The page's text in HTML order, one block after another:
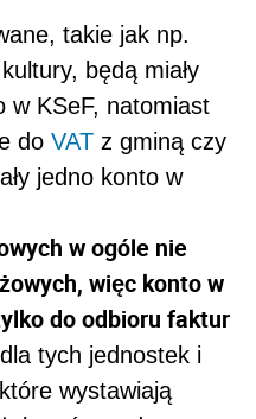
takie jak np.
będą miały
w KSeF, natomiast
do VAT z gminą czy
jedno konto w
w ogóle nie
więc konto w
do odbioru faktur
tych jednostek i
wystawiają